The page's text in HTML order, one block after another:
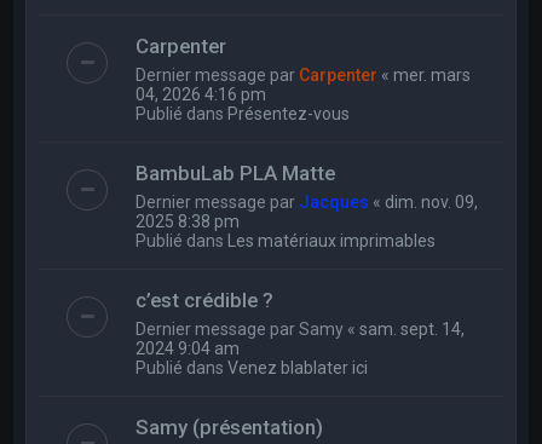
Carpenter
Dernier message par Carpenter « mer. mars
04, 2026 4:16 pm
Publié dans Présentez-vous
BambuLab PLA Matte
Dernier message par Jacques « dim. nov. 09,
2025 8:38 pm
Publié dans Les matériaux imprimables
c’est crédible ?
Dernier message parSamy «sam. sept. 14,
2024 9:04 am
Publié dansVenez blablater ici
Samy (présentation)